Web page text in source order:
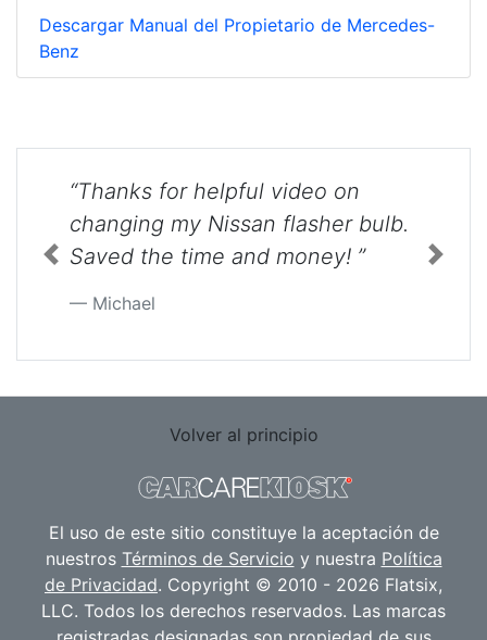
Descargar Manual del Propietario de Mercedes-
Benz
“Thanks for helpful video on
changing my Nissan flasher bulb.
Saved the time and money! ”
Michael
Previous Next
Volver al principio
El uso de este sitio constituye la aceptación de
nuestros Términos de Servicio y nuestra Política
de Privacidad. Copyright © 2010 - 2026 Flatsix,
LLC. Todos los derechos reservados. Las marcas